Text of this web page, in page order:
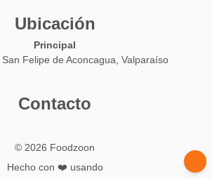
Ubicación
Principal
Felipe de Aconcagua, Valparaíso
Contacto
© 2026 Foodzoon
Hecho con ❤️ usando